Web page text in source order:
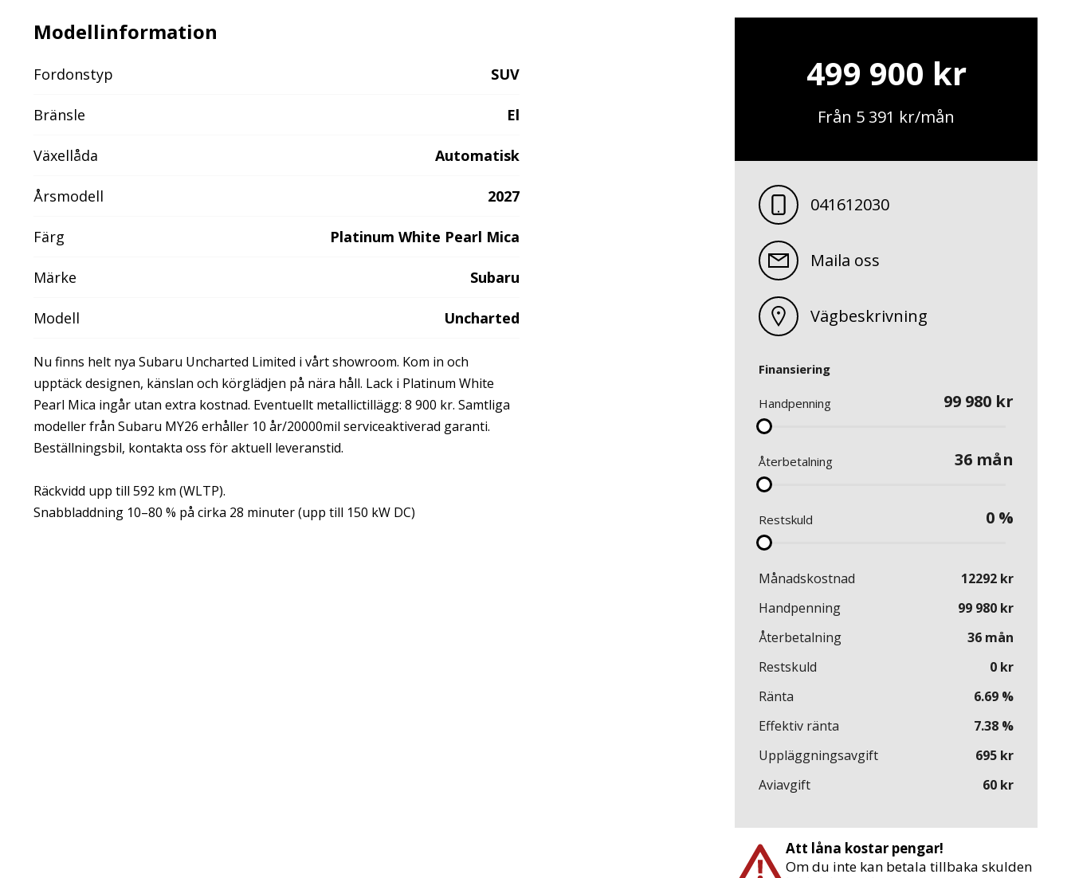
499 900 kr
Från 5 391 kr/mån
041612030
Maila oss
Vägbeskrivning
Finansiering
Handpenning 99 980 kr
Återbetalning 36 mån
Restskuld 0 %
Månadskostnad 12292 kr
Handpenning
99 980 kr
Återbetalning
36 mån
Restskuld
0 kr
Ränta
6.69 %
Effektiv ränta
7.38 %
Uppläggningsavgift
695 kr
Aviavgift
60 kr
Att låna kostar pengar!
Om du inte kan betala tillbaka skulden
Modellinformation
Fordonstyp SUV
Bränsle El
Växellåda Automatisk
Årsmodell 2027
Färg Platinum White Pearl Mica
Märke Subaru
Modell Uncharted
Nu finns helt nya Subaru Uncharted Limited i vårt showroom. Kom in och
upptäck designen, känslan och körglädjen på nära håll. Lack i Platinum White
Pearl Mica ingår utan extra kostnad. Eventuellt metallictillägg: 8 900 kr. Samtliga
modeller från Subaru MY26 erhåller 10 år/20000mil serviceaktiverad garanti.
Beställningsbil, kontakta oss för aktuell leveranstid.
Räckvidd upp till 592 km (WLTP).
Snabbladdning 10–80 % på cirka 28 minuter (upp till 150 kW DC)